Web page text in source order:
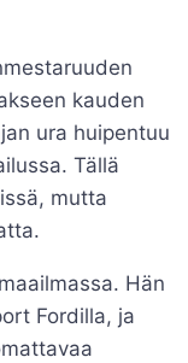
kauden
ura huipentuu
Tällä
mutta
Hän
Fordilla, ja